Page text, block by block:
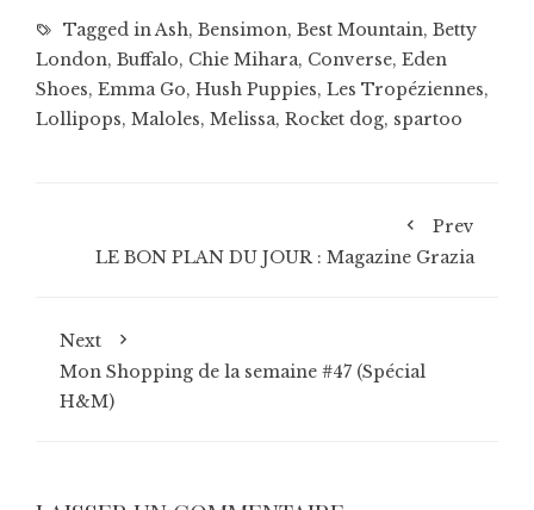
Tagged inAsh, Bensimon, Best Mountain, Betty
London, Buffalo, Chie Mihara, Converse, Eden
Shoes, Emma Go, Hush Puppies, Les Tropéziennes,
Lollipops, Maloles, Melissa, Rocket dog, spartoo
Prev
LE BON PLAN DU JOUR : Magazine Grazia
Next
Mon Shopping de la semaine #47 (Spécial
H&M)